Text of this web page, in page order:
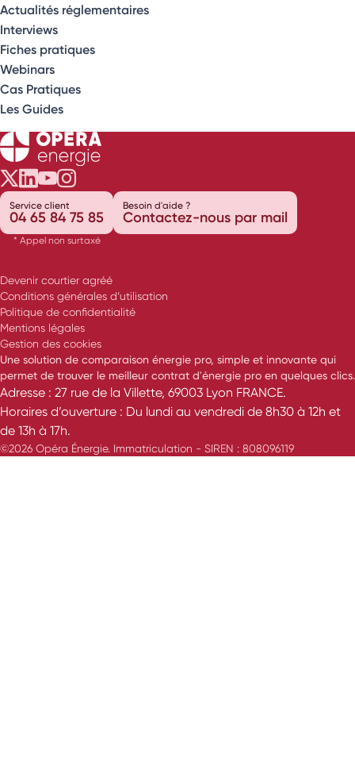
Actualités réglementaires
Interviews
Fiches pratiques
Webinars
Cas Pratiques
Les Guides
Opéra Énergie sur Twitter
Opéra Énergie sur LinkedIn
Opéra Énergie sur Youtube
Opéra Énergie sur Instagram
Service client
04 65 84 75 85
* Appel non surtaxé
Besoin d'aide ?
Contactez-nous par mail
Devenir courtier agréé
Conditions générales d’utilisation
Politique de confidentialité
Mentions légales
Gestion des cookies
Une solution de comparaison énergie pro, simple et innovante qui
permet de trouver le meilleur contrat d'énergie pro en quelques clics.
Adresse : 27 rue de la Villette, 69003 Lyon FRANCE.
Horaires d’ouverture : Du lundi au vendredi de 8h30 à 12h et
de 13h à 17h.
©2026 Opéra Énergie. Immatriculation - SIREN : 808096119